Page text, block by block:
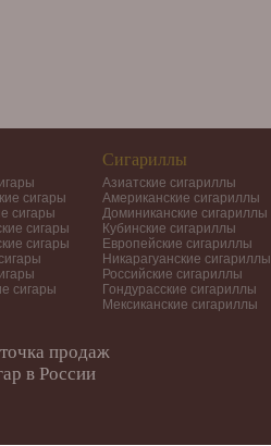
сигары
сигары
сигары
сигары
сигары
Сигариллы
Азиатские сигариллы
Американские сигариллы
Доминиканские сигариллы
Кубинские сигариллы
Европейские сигариллы
Никарагуанские сигариллы
Российские сигариллы
Гондурасские сигариллы
Мексиканские сигариллы
продаж
в России